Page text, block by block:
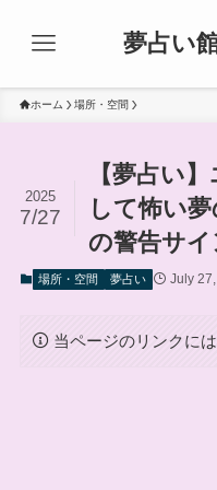
夢占い
ホーム 場所・空間
【夢占い
して怖い
の警告サ
2025
7/27
場所・空間 夢占い July
当ページのリンクに